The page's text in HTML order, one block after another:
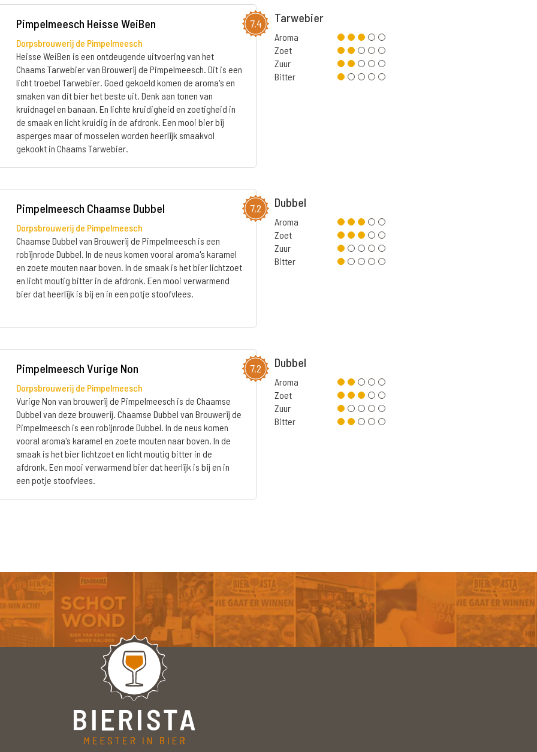
7,4
Pimpelmeesch Heisse WeiBen
Dorpsbrouwerij de Pimpelmeesch
Heisse WeiBen is een ontdeugende uitvoering van het
Chaams Tarwebier van Brouwerij de Pimpelmeesch. Dit is een
licht troebel Tarwebier. Goed gekoeld komen de aroma's en
smaken van dit bier het beste uit. Denk aan tonen van
kruidnagel en banaan. En lichte kruidigheid en zoetigheid in
de smaak en licht kruidig in de afdronk. Een mooi bier bij
asperges maar of mosselen worden heerlijk smaakvol
gekookt in Chaams Tarwebier.
Tarwebier
Aroma
Zoet
Zuur
Bitter
7,2
Pimpelmeesch Chaamse Dubbel
Dorpsbrouwerij de Pimpelmeesch
Chaamse Dubbel van Brouwerij de Pimpelmeesch is een
robijnrode Dubbel. In de neus komen vooral aroma's karamel
en zoete mouten naar boven. In de smaak is het bier lichtzoet
en licht moutig bitter in de afdronk. Een mooi verwarmend
bier dat heerlijk is bij en in een potje stoofvlees.
Dubbel
Aroma
Zoet
Zuur
Bitter
7,2
Pimpelmeesch Vurige Non
Dorpsbrouwerij de Pimpelmeesch
Vurige Non van brouwerij de Pimpelmeesch is de Chaamse
Dubbel van deze brouwerij. Chaamse Dubbel van Brouwerij de
Pimpelmeesch is een robijnrode Dubbel. In de neus komen
vooral aroma's karamel en zoete mouten naar boven. In de
smaak is het bier lichtzoet en licht moutig bitter in de
afdronk. Een mooi verwarmend bier dat heerlijk is bij en in
een potje stoofvlees.
Dubbel
Aroma
Zoet
Zuur
Bitter